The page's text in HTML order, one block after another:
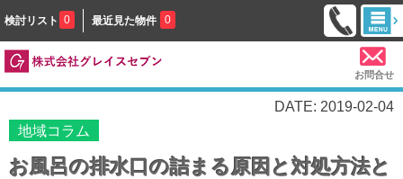
検討リスト 0 最近見た物件 0
お問合せ
DATE: 2019-02-04
地域コラム
お風呂の排水口の詰まる原因と対処方法と